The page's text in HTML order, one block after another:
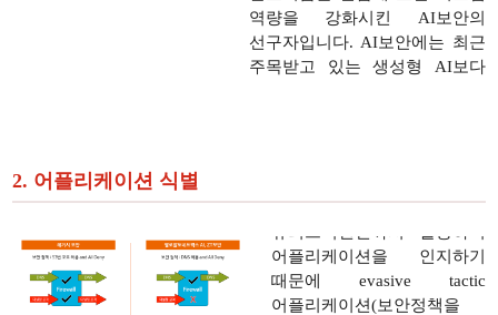
역량을 강화시킨 AI보안의
선구자입니다. AI보안에는 최근
주목받고 있는 생성형 AI보다
2. 어플리케이션 식별
아니라 머신러닝 기반의
어플리케이션을 인지하기
때문에 evasive tactic
어플리케이션(보안정책을